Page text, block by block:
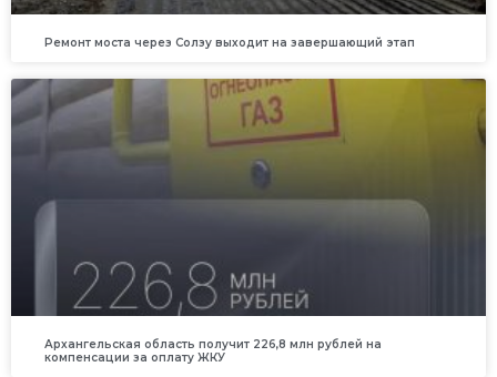
Ремонт моста через Солзу выходит на завершающий этап
Архангельская область получит 226,8 млн рублей на
компенсации за оплату ЖКУ